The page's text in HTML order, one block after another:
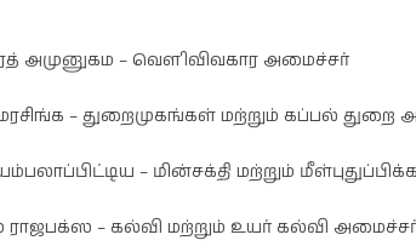
சரத் அமுனுகம – வௌிவிவகார அமைச்சர்
– துறைமுகங்கள் மற்றும் கப்பல் துறை
– மின்சக்தி மற்றும்
ராஜபக்ஸ – கல்வி மற்றும் உயர் கல்வி